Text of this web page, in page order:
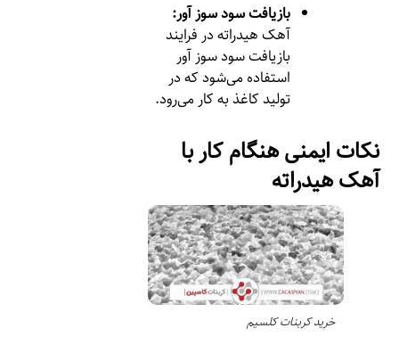
بازیافت سود سوز آور:
آهک هیدراته در فرایند
بازیافت سود سوز آور
استفاده می‌شود که در
تولید کاغذ به کار می‌رود.
نکات ایمنی هنگام کار با
آهک هیدراته
خرید کربنات کلسیم